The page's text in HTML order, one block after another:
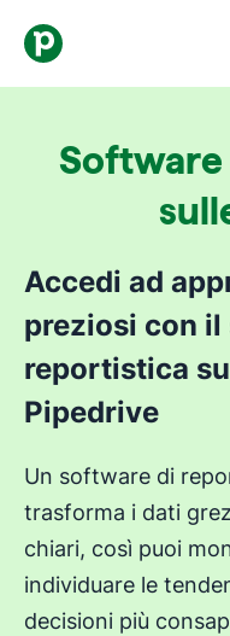
Accedi ad
preziosi con
reportistica
Pipedrive
Un software di
trasforma i dati
chiari, così puoi
individuare le
decisioni più